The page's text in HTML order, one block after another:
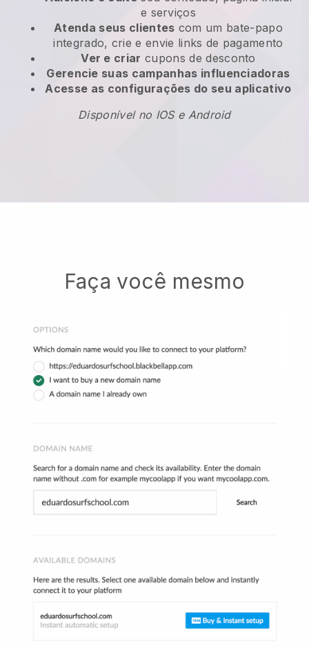
e serviços
Atenda seus clientes com um bate-papo
integrado, crie e envie links de pagamento
Ver e criar cupons de desconto
Gerencie suas campanhas influenciadoras
Acesse as configurações do seu aplicativo
Disponível no IOS e Android
Faça você mesmo